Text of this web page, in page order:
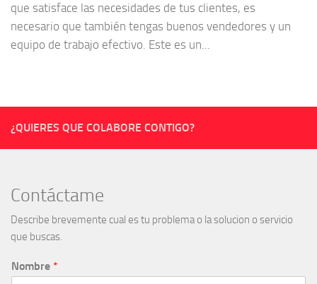
que satisface las necesidades de tus clientes, es
necesario que también tengas buenos vendedores y un
equipo de trabajo efectivo. Este es un...
¿QUIERES QUE COLABORE CONTIGO?
Contáctame
Describe brevemente cual es tu problema o la solucion o servicio
que buscas.
Nombre *